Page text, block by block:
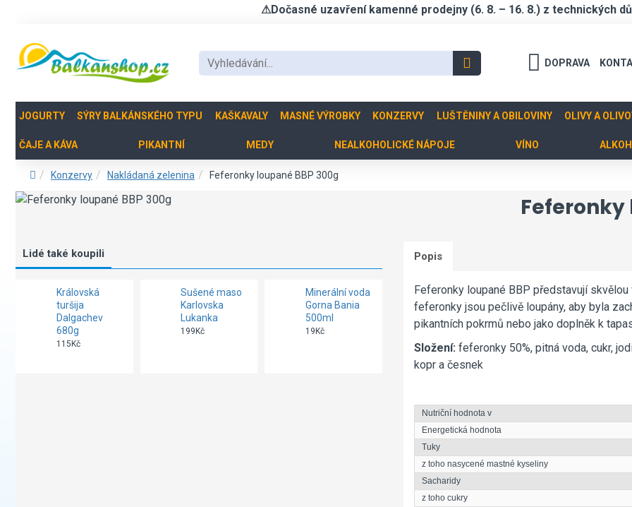
⚠Dočasné uzavření kamenné prodejny (6. 8. – 16. 8.) z technických
DOPRAVA
JOGURTY SÝRY BALKÁNSKÉHO TYPU KAŠKAVALY MASNÉ VÝROBKY KONZERVY LUŠTĚNINY A OBILOVINY OLIVY A
ČAJE A KÁVA PIKANTNÍ MEDY NEALKOHOLICKÉ NÁPOJE VÍNO
Konzervy Nakládaná zelenina Feferonky loupané BBP 300g
Lidé také koupili
Královská
turšija
Dalgachev
680g
115Kč
Sušené maso
Karlovska
Lukanka
199Kč
Minerální voda
Gorna Bania
500ml
19Kč
Pečená
dýňová
semínka Kerpi
100g
59Kč
Balkánský sýr
z kravského
mléka
Madžarov 500
g
Feferonky
Popis
Feferonky loupané BBP představují
feferonky jsou pečlivě loupány, aby byla
pikantních pokrmů nebo jako doplněk k
Složení: feferonky 50%, pitná voda, cukr,
kopr a česnek
Nutriční hodnota v
Energetická hodnota
Tuky
z toho nasycené mastné kyseliny
Sacharidy
z toho cukry